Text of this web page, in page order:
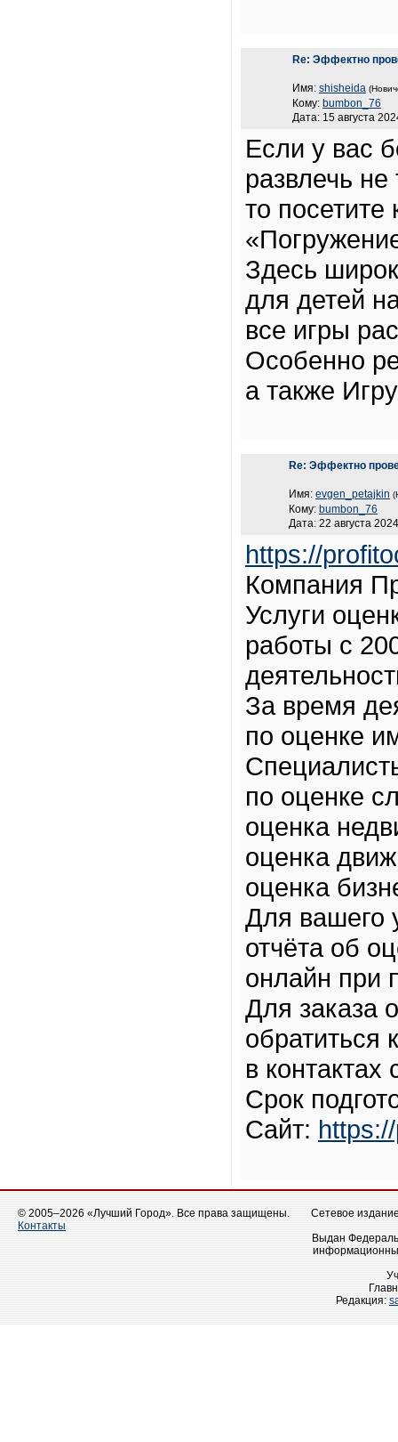
Re: Эффектно
Имя: shisheida
Кому: bumbon_76
Дата: 15 августа
Если у вас
развлечь
то посетите
Здесь
для детей
все игры
Особенно
а также
Re: Эффектно
Имя: evgen_petajkin
Кому: bumbon_76
Дата: 22 августа
https://
Компания
Услуги
работы с
За время
по оценке
по оценке
оценка
оценка
оценка
Для вашего
отчёта об
онлайн при
Для заказа
в
Срок
Сайт:
© 2005–2026 «Лучший Город». Все права защищены.
Контакты
Сетевое
Выдан
Редакция: